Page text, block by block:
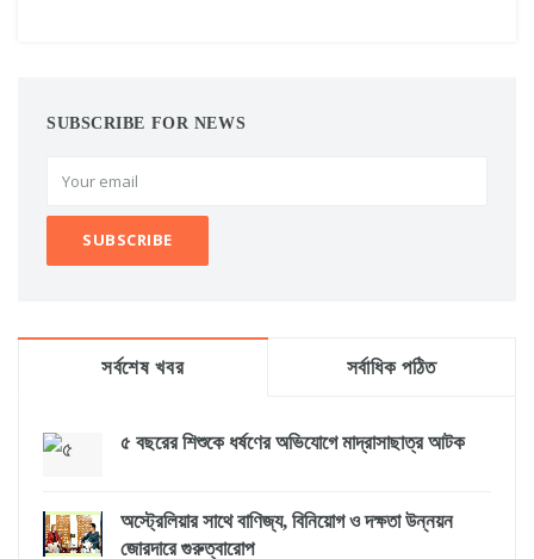
SUBSCRIBE FOR NEWS
সর্বশেষ খবর সর্বাধিক পঠিত
৫ বছরের শিশুকে ধর্ষণের অভিযোগে মাদ্রাসাছাত্র আটক
অস্ট্রেলিয়ার সাথে বাণিজ্য, বিনিয়োগ ও দক্ষতা উন্নয়ন
জোরদারে গুরুত্বারোপ